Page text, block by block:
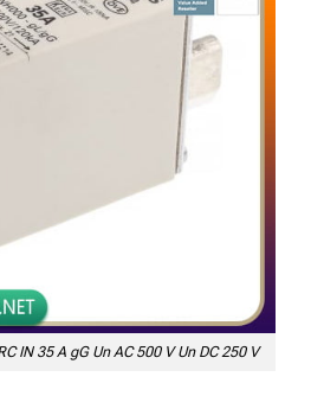
IN 35 A gG Un AC 500 V Un DC 250 V